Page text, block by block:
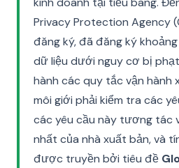
Privacy Protection Agency
đăng ký, đã đăng ký
dữ liệu dưới nguy cơ bị
hành các quy tắc vận hành
môi giới phải kiểm tra các
các yêu cầu này tương tác
nhất của nhà xuất bản, và
được truyền bởi tiêu đề